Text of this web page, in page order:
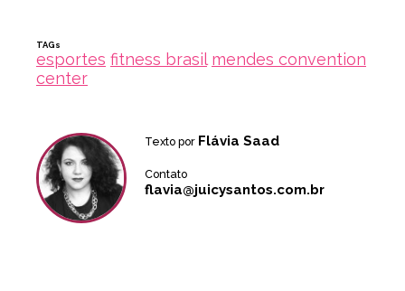
TAGs
esportes fitness brasil mendes convention
center
Texto por Flávia Saad
Contato
flavia@juicysantos.com.br